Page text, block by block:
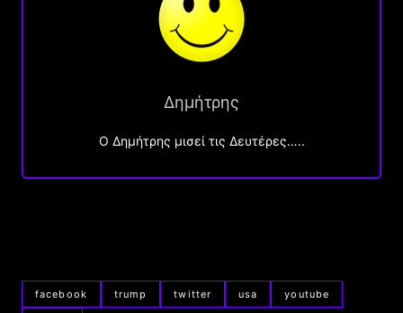
Δημήτρης
O Δημήτρης μισεί τις Δευτέρες…..
facebook trump twitter usa youtube